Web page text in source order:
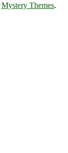
Mystery Themes.